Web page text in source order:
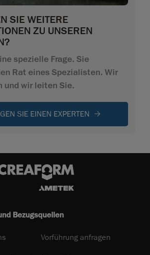
SIE WEITERE
ZU UNSEREN
spezielle Frage. Sie
Rat eines Spezialisten. Wir
und wir leiten Sie.
SIE EINEN EXPERTEN
Bezugsquellen
Vorführung anfragen